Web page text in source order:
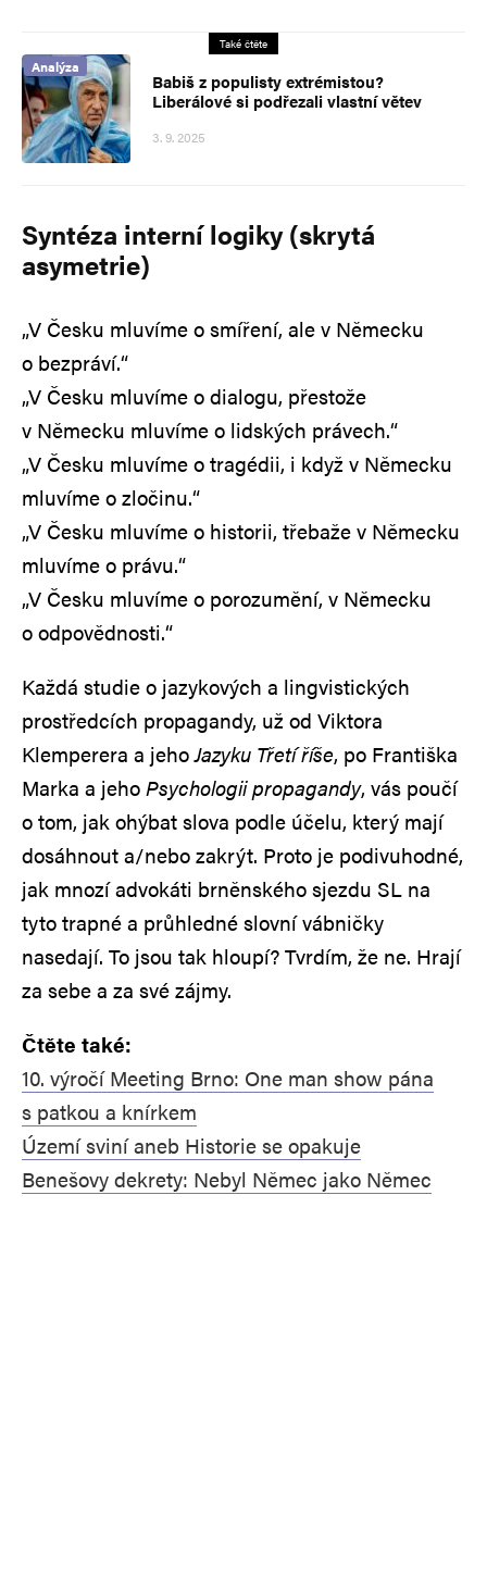
Také čtěte
Analýza
Babiš z populisty extrémistou?
Liberálové si podřezali vlastní větev
3. 9. 2025
Syntéza interní logiky (skrytá
asymetrie)
„V Česku mluvíme o smíření, ale v Německu
o bezpráví.“
„V Česku mluvíme o dialogu, přestože
v Německu mluvíme o lidských právech.“
„V Česku mluvíme o tragédii, i když v Německu
mluvíme o zločinu.“
„V Česku mluvíme o historii, třebaže v Německu
mluvíme o právu.“
„V Česku mluvíme o porozumění, v Německu
o odpovědnosti.“
Každá studie o jazykových a lingvistických
prostředcích propagandy, už od Viktora
Klemperera a jehoJazyku Třetí říše, po Františka
Marka a jehoPsychologii propagandy, vás poučí
o tom, jak ohýbat slova podle účelu, který mají
dosáhnout a/nebo zakrýt. Proto je podivuhodné,
jak mnozí advokáti brněnského sjezdu SL na
tyto trapné a průhledné slovní vábničky
nasedají. To jsou tak hloupí? Tvrdím, že ne. Hrají
za sebe a za své zájmy.
Čtěte také:
10. výročí Meeting Brno: One man show pána
s patkou a knírkem
Území sviní aneb Historie se opakuje
Benešovy dekrety: Nebyl Němec jako Němec